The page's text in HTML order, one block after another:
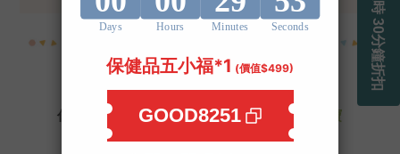
你需要的是，Good寶寵物機能保健
#好腸寶
全方位照顧皮膚、毛髮及腸道🌞